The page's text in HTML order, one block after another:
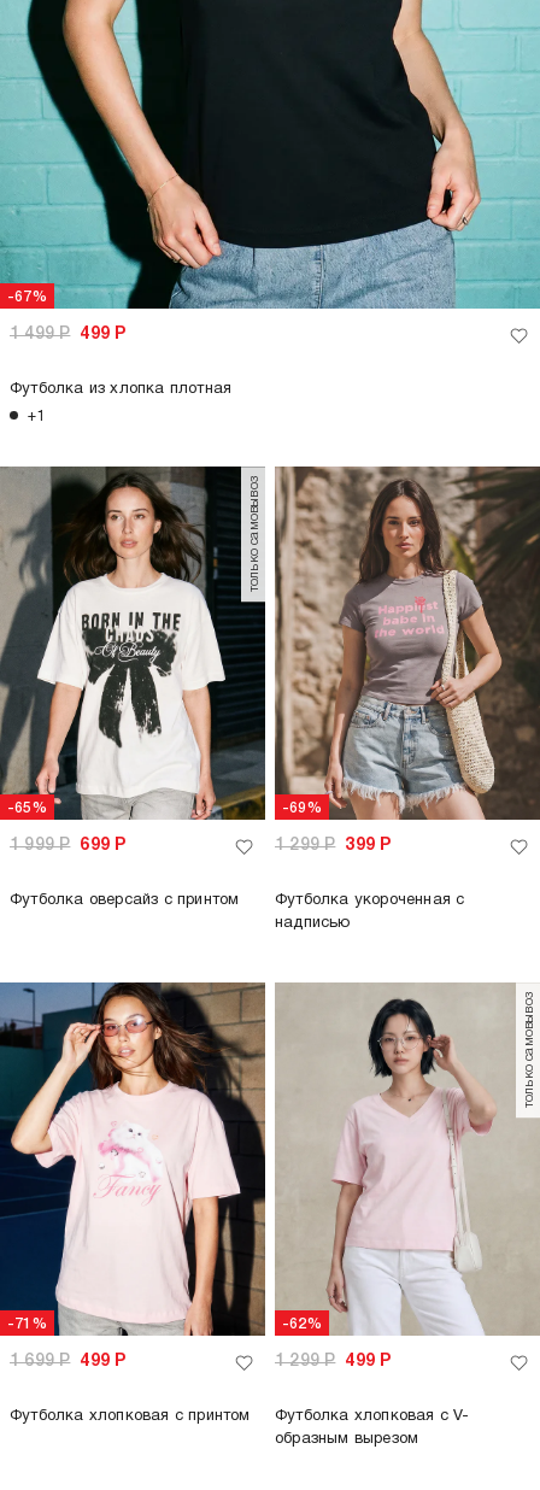
-67%
1 499Р 499 Р
Футболка из хлопка плотная
+1
-65%
только самовывоз
1 999Р 699 Р
Футболка оверсайз с принтом
-69%
1 299Р 399 Р
Футболка укороченная с
надписью
-71%
1 699Р 499 Р
Футболка хлопковая с принтом
-62%
только самовывоз
1 299Р 499 Р
Футболка хлопковая с V-
образным вырезом